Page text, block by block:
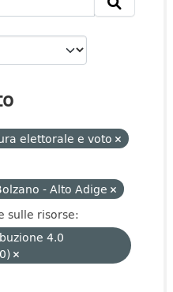
elettorale e voto
- Alto Adige
sulle risorse:
4.0